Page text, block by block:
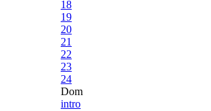
18
19
20
21
22
23
24
Dom
intro